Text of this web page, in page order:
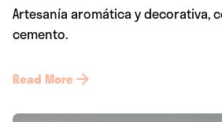
Artesanía aromática y decorativa,
cemento.
Read More